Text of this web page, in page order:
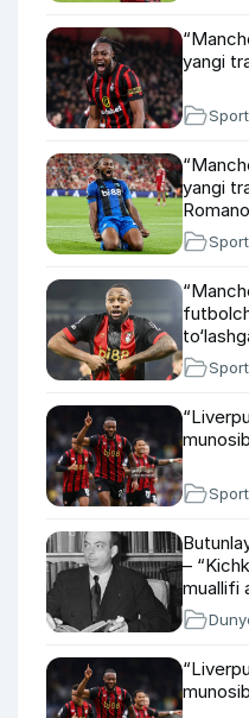
yangi
Sport
yangi
Romano
Sport
Sport
Sport
–
muallifi